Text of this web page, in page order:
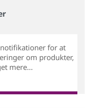
for at
om produkter,
mere...